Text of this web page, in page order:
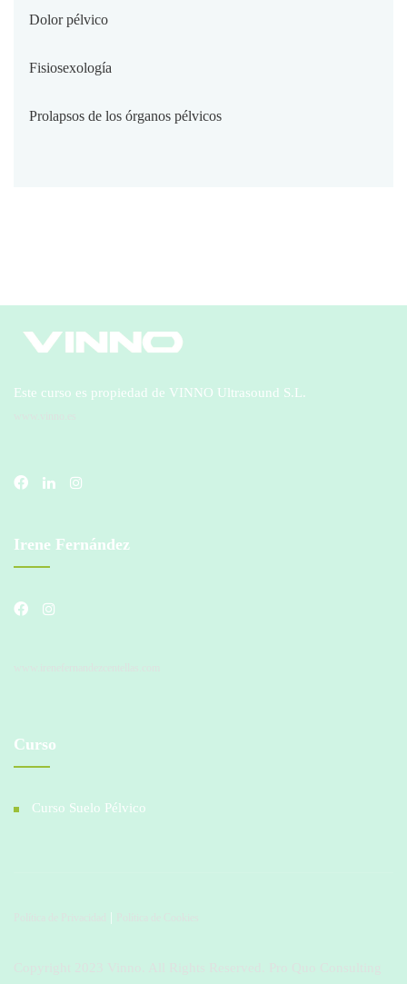
Dolor pélvico
Fisiosexología
Prolapsos de los órganos pélvicos
Este curso es propiedad de VINNO Ultrasound S.L.
Irene Fernández
Curso
Curso Suelo Pélvico
|